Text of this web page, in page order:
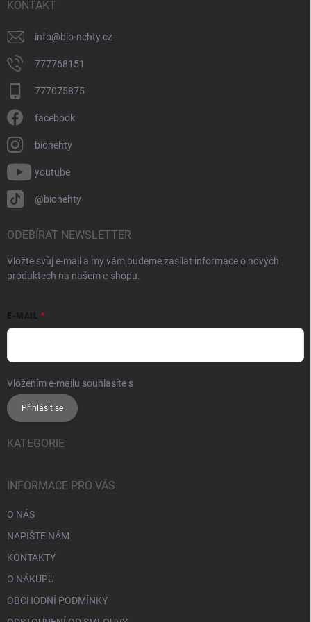
KONTAKT
info@bio-nehty.cz
777768151
777075875
facebook
bionehty
youtube
@bionehty
ODEBÍRAT NEWSLETTER
Vložte svůj e-mail a my vám budeme zasílat informace o nových
produktech na našem e-shopu.
E-MAIL
Vložením e-mailu souhlasíte s
Přihlásit se
KATEGORIE
INFORMACE PRO VÁS
O NÁS
NAPIŠTE NÁM
KONTAKTY
O NÁKUPU
OBCHODNÍ PODMÍNKY